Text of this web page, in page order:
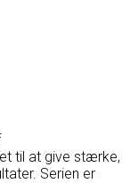
til at give stærke,
Serien er